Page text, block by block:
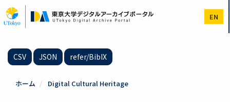
イ
ン
EN
CSV JSON refer/BibIX
ホーム Digital Cultural Heritage